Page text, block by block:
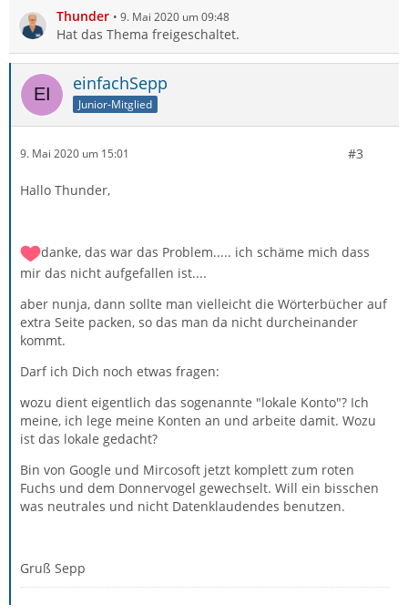
Thunder 9. Mai 2020 um 09:48
Hat das Thema freigeschaltet.
einfachSepp
Junior-Mitglied
9. Mai 2020 um 15:01 #3
Hallo Thunder,
danke, das war das Problem..... ich schäme mich dass
mir das nicht aufgefallen ist....
aber nunja, dann sollte man vielleicht die Wörterbücher auf
extra Seite packen, so das man da nicht durcheinander
kommt.
Darf ich Dich noch etwas fragen:
wozu dient eigentlich das sogenannte "lokale Konto"? Ich
meine, ich lege meine Konten an und arbeite damit. Wozu
ist das lokale gedacht?
Bin von Google und Mircosoft jetzt komplett zum roten
Fuchs und dem Donnervogel gewechselt. Will ein bisschen
was neutrales und nicht Datenklaudendes benutzen.
Gruß Sepp